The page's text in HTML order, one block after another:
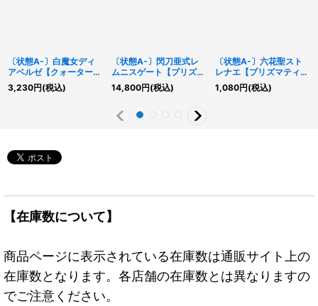
〔状態A-〕白魔女ディ
アベルゼ【クォーターセ
ンチュリーシークレッ
ト】{ALIN-JP012}《モ
3,230円(税込)
〔状態A-〕閃刀亜式レ
ムニスゲート【プリズマ
ティックシークレット】
{DUAD-JP069}《魔
14,800円(税込)
〔状態A-〕六花聖スト
レナエ【プリズマティッ
クシークレット】
{ROTD-JP046}《エク
1,080円(税込)
【在庫数について】
商品ページに表示されている在庫数は通販サイト上の
在庫数となります。各店舗の在庫数とは異なりますの
でご注意ください。